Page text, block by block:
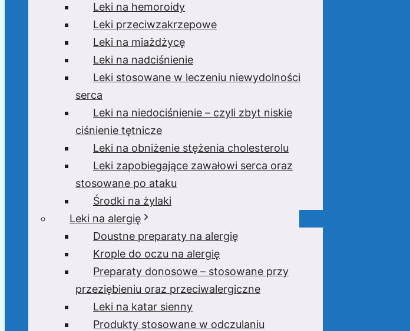
Leki na hemoroidy
Leki przeciwzakrzepowe
Leki na miażdżycę
Leki na nadciśnienie
Leki stosowane w leczeniu niewydolności
serca
Leki na niedociśnienie – czyli zbyt niskie
ciśnienie tętnicze
Leki na obniżenie stężenia cholesterolu
Leki zapobiegające zawałowi serca oraz
stosowane po ataku
Środki na żylaki
Leki na alergię
Doustne preparaty na alergię
Krople do oczu na alergię
Preparaty donosowe – stosowane przy
przeziębieniu oraz przeciwalergiczne
Leki na katar sienny
Produkty stosowane w odczulaniu